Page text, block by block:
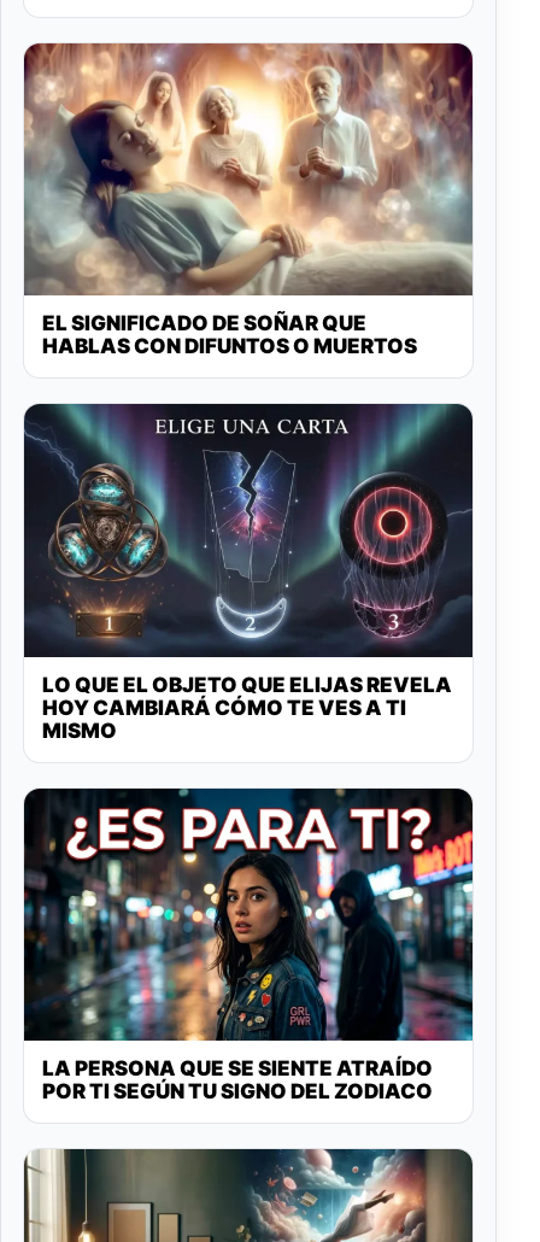
EL SIGNIFICADO DE SOÑAR QUE
HABLAS CON DIFUNTOS O MUERTOS
LO QUE EL OBJETO QUE ELIJAS REVELA
HOY CAMBIARÁ CÓMO TE VES A TI
MISMO
LA PERSONA QUE SE SIENTE ATRAÍDO
POR TI SEGÚN TU SIGNO DEL ZODIACO